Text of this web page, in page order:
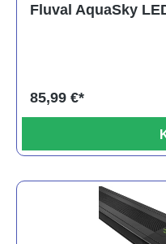
Fluval AquaSky
85,99 €*